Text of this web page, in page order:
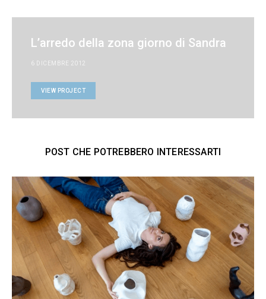
L’arredo della zona giorno di Sandra
6 DICEMBRE 2012
VIEW PROJECT
POST CHE POTREBBERO INTERESSARTI